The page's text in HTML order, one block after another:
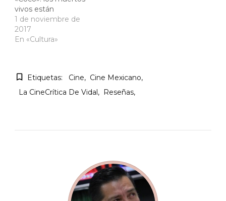
vivos están
1 de noviembre de
2017
En «Cultura»
Etiquetas: Cine
Cine Mexicano
La CineCrítica De Vidal
Reseñas